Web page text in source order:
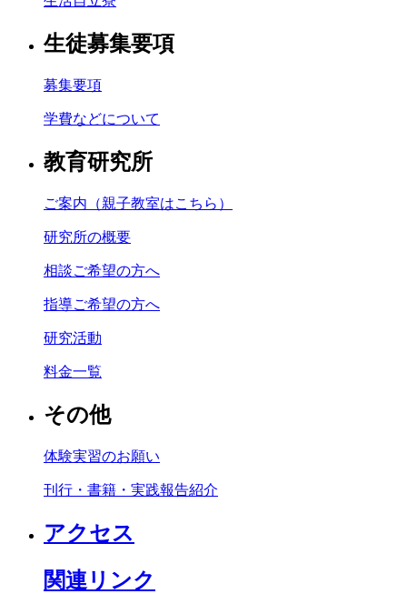
生徒募集要項
募集要項
学費などについて
教育研究所
ご案内（親子教室はこちら）
研究所の概要
相談ご希望の方へ
指導ご希望の方へ
研究活動
料金一覧
その他
体験実習のお願い
刊行・書籍・実践報告紹介
アクセス
関連リンク